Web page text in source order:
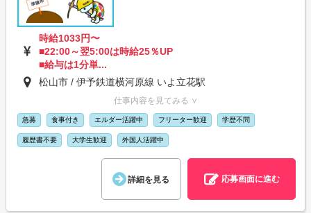
時給1033円〜
■22:00～翌5:00は時給25％UP
■給与は1分単...
松山市 / 伊予鉄道横河原線 いよ立花駅
仕事内容を見てみる ∨
急募 食事付き エルダー活躍中 フリーター歓迎 学歴不問
履歴書不要 大学生歓迎 外国人活躍中
詳細を見る 応募画面に進む